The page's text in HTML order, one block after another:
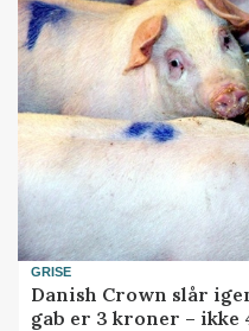
GRISE
Danish Crown slår
gab er 3 kroner – ikke